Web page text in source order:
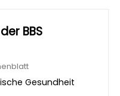
BBS
Gesundheit